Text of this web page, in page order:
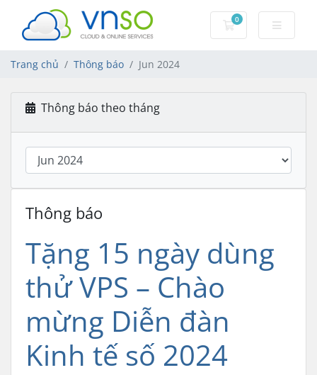
0
Đặt hàng
Trang chủ Thông báo Jun 2024
Thông báo theo tháng
Thông báo
Tặng 15 ngày dùng
thử VPS – Chào
mừng Diễn đàn
Kinh tế số 2024